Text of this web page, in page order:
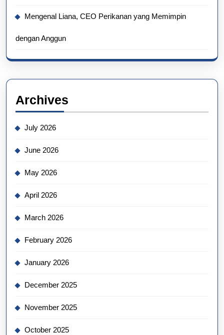
Mengenal Liana, CEO Perikanan yang Memimpin
dengan Anggun
Archives
July 2026
June 2026
May 2026
April 2026
March 2026
February 2026
January 2026
December 2025
November 2025
October 2025